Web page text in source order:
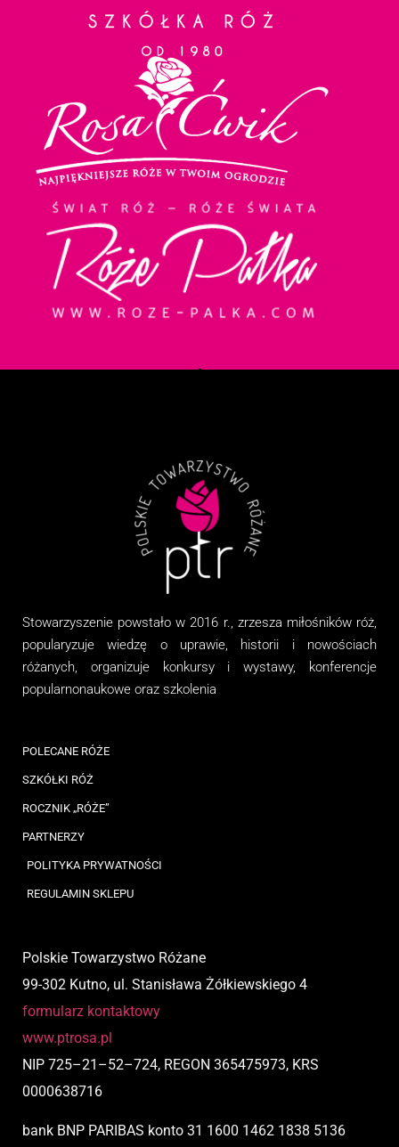
Stowarzyszenie powstało w 2016 r., zrzesza miłośników róż,
popularyzuje wiedzę o uprawie, historii i nowościach
różanych, organizujekonkursy i wystawy, konferencje
popularnonaukowe oraz szkolenia
POLECANE RÓŻE
SZKÓŁKI RÓŻ
ROCZNIK „RÓŻE”
PARTNERZY
POLITYKA PRYWATNOŚCI
REGULAMIN SKLEPU
Polskie Towarzystwo Różane
99-302 Kutno, ul. Stanisława Żółkiewskiego 4
formularz kontaktowy
www.ptrosa.pl
NIP 725–21 –52–724, REGON 365475973, KRS
0000638716
bank BNP PARIBAS konto 31 1600 1462 1838 5136